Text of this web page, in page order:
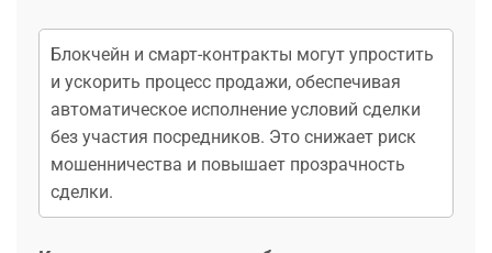
Блокчейн и смарт-контракты могут упростить
и ускорить процесс продажи, обеспечивая
автоматическое исполнение условий сделки
без участия посредников. Это снижает риск
мошенничества и повышает прозрачность
сделки.